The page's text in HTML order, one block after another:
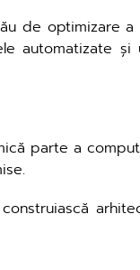
de optimizare
automatizate și
parte a